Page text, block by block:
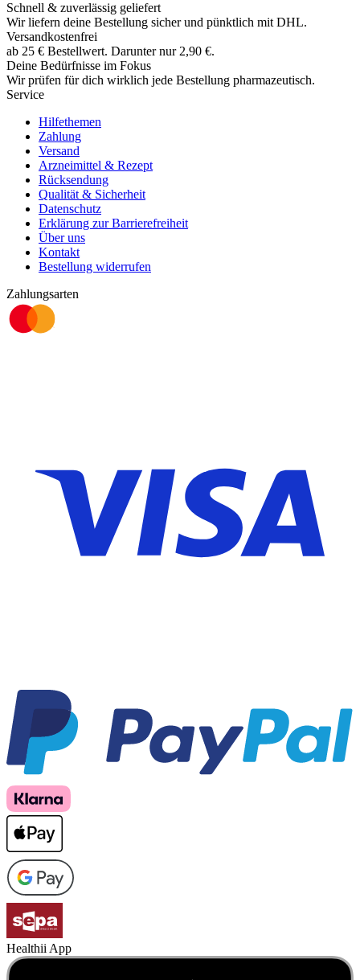
Schnell & zuverlässig geliefert
Wir liefern deine Bestellung sicher und pünktlich mit DHL.
Versandkostenfrei
ab 25 € Bestellwert. Darunter nur 2,90 €.
Deine Bedürfnisse im Fokus
Wir prüfen für dich wirklich jede Bestellung pharmazeutisch.
Service
Hilfethemen
Zahlung
Versand
Arzneimittel & Rezept
Rücksendung
Qualität & Sicherheit
Datenschutz
Erklärung zur Barrierefreiheit
Über uns
Kontakt
Bestellung widerrufen
Zahlungsarten
Healthii App